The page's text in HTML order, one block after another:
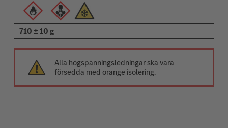
710 ± 10 g
Alla högspänningsledningar ska vara
försedda med orange isolering.